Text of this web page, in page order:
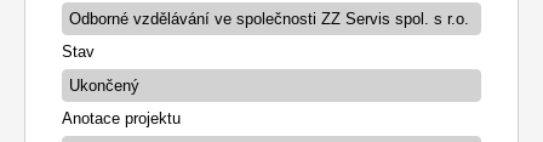
Stav
Anotace projektu